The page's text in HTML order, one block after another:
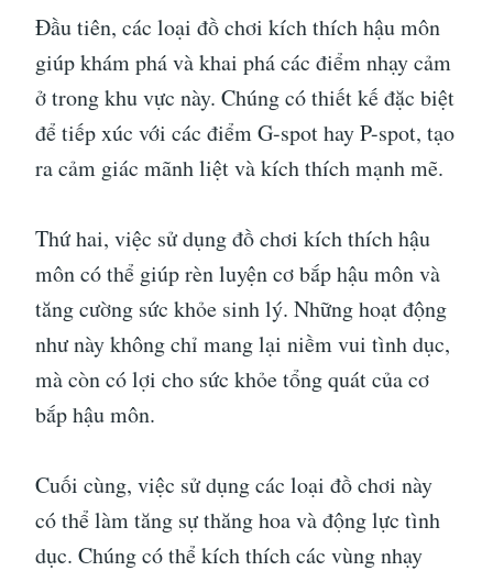
Đầu tiên, các loại đồ chơi kích thích hậu môn
giúp khám phá và khai phá các điểm nhạy cảm
ở trong khu vực này. Chúng có thiết kế đặc biệt
để tiếp xúc với các điểm G-spot hay P-spot, tạo
ra cảm giác mãnh liệt và kích thích mạnh mẽ.
Thứ hai, việc sử dụng đồ chơi kích thích hậu
môn có thể giúp rèn luyện cơ bắp hậu môn và
tăng cường sức khỏe sinh lý. Những hoạt động
như này không chỉ mang lại niềm vui tình dục,
mà còn có lợi cho sức khỏe tổng quát của cơ
bắp hậu môn.
Cuối cùng, việc sử dụng các loại đồ chơi này
có thể làm tăng sự thăng hoa và động lực tình
dục. Chúng có thể kích thích các vùng nhạy